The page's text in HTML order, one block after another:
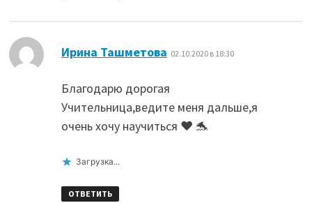
Ирина Ташметова 02.10.2020 в 18:30
Благодарю дорогая
Учительница,ведите меня дальше,я
очень хочу научиться ❤️ 🐬
Загрузка...
ОТВЕТИТЬ